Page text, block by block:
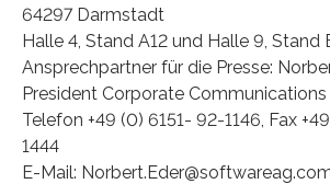
64297 Darmstadt
Halle 4, Stand A12 und Halle 9, Stand
Ansprechpartner für die Presse:
President Corporate Communications
Telefon +49 (0) 6151- 92-1146, Fax
1444
E-Mail: